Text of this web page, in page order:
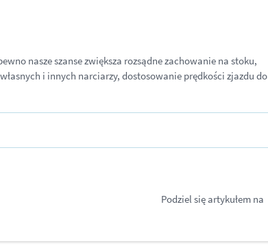
nasze szanse zwiększa rozsądne zachowanie na stoku,
i innych narciarzy, dostosowanie prędkości zjazdu do
Podziel się artykułem na